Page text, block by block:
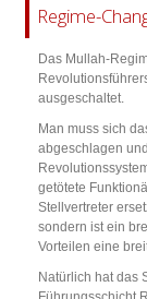
Regime-
Das Mullah-
ausgeschaltet.
Man muss sich
abgeschlagen
getötete
Stellvertreter
sondern ist ein
Vorteilen eine
Natürlich hat das